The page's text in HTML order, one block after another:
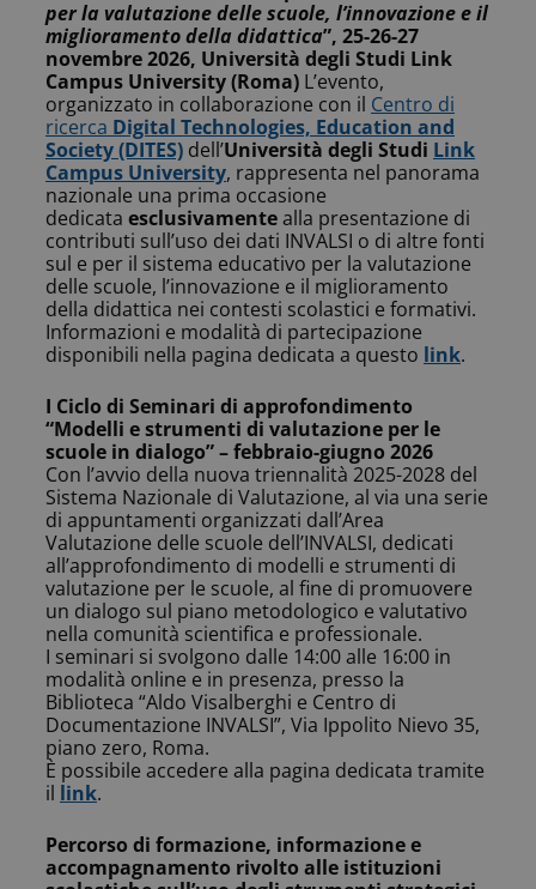
per la valutazione delle scuole, l’innovazione e il
miglioramento della didattica”, 25-26-27
novembre 2026, Università degli Studi Link
Campus University (Roma) L’evento,
organizzato in collaborazione con il Centro di
ricerca Digital Technologies, Education and
Society (DITES) dell’Università degli Studi Link
Campus University, rappresenta nel panorama
nazionale una prima occasione
dedicata esclusivamentealla presentazione di
contributi sull’uso dei dati INVALSI o di altre fonti
sul e per il sistema educativo per la valutazione
delle scuole, l’innovazione e il miglioramento
della didattica nei contesti scolastici e formativi.
Informazioni e modalità di partecipazione
disponibili nella pagina dedicata a questo link.
I Ciclo di Seminari di approfondimento
“Modelli e strumenti di valutazione per le
scuole in dialogo” – febbraio-giugno 2026
Con l’avvio della nuova triennalità 2025-2028 del
Sistema Nazionale di Valutazione, al via una serie
di appuntamenti organizzati dall’Area
Valutazione delle scuole dell’INVALSI, dedicati
all’approfondimento di modelli e strumenti di
valutazione per le scuole, al fine di promuovere
un dialogo sul piano metodologico e valutativo
nella comunità scientifica e professionale.
I seminari si svolgono dalle 14:00 alle 16:00 in
modalità online e in presenza, presso la
Biblioteca “Aldo Visalberghi e Centro di
Documentazione INVALSI”, Via Ippolito Nievo 35,
piano zero, Roma.
È possibile accedere alla pagina dedicata tramite
il link.
Percorso di formazione, informazione e
accompagnamento rivolto alle istituzioni